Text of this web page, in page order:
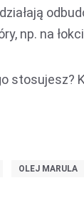
np. na
stosujesz?
OLEJ MARULA